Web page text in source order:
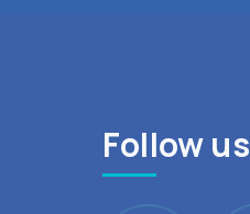
Follow us